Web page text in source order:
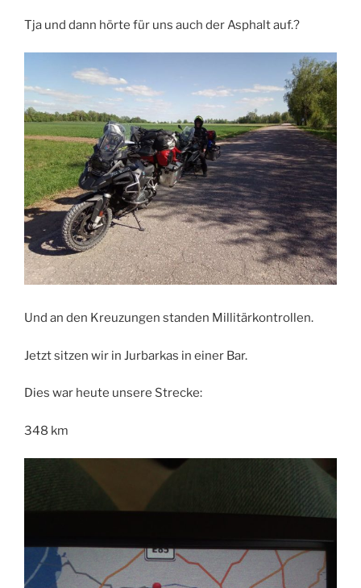
Tja und dann hörte für uns auch der Asphalt auf.?
Und an den Kreuzungen standen Millitärkontrollen.
Jetzt sitzen wir in Jurbarkas in einer Bar.
Dies war heute unsere Strecke:
348 km